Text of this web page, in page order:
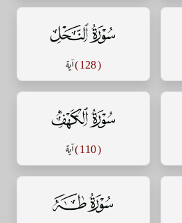
سورة النحل
( 128 ) آية
سورة الكهف
( 110 ) آية
سورة طه